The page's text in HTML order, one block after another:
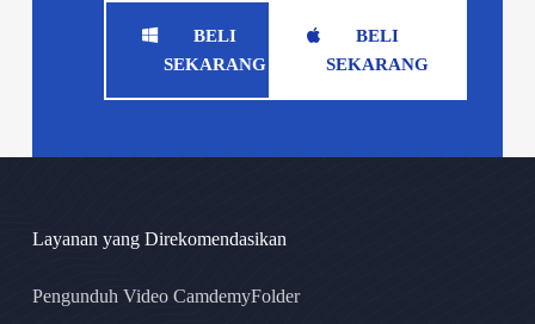
BELI
SEKARANG
BELI
SEKARANG
Layanan yang Direkomendasikan
Pengunduh Video CamdemyFolder